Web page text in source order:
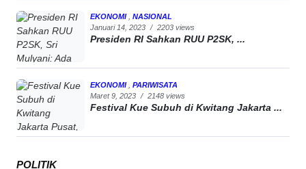
EKONOMI
NASIONAL
Januari 14, 2023 / 2203 views
Presiden RI Sahkan RUU P2SK, ...
EKONOMI
PARIWISATA
Maret 9, 2023 / 2148 views
Festival Kue Subuh di Kwitang Jakarta ...
POLITIK